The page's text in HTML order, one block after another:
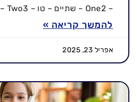
– One2 – שתיים – טו – Two3 – שלוש
להמשך קריאה »
אפריל 23, 2025